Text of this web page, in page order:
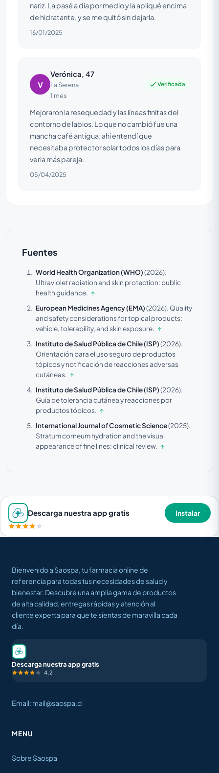
nariz. La pasé a día por medio y la apliqué encima
de hidratante, y se me quitó sin dejarla.
16/01/2025
V
Verónica, 47
La Serena
1 mes
Verificada
Mejoraron la resequedad y las líneas finitas del
contorno de labios. Lo que no cambió fue una
mancha café antigua; ahí entendí que
necesitaba protector solar todos los días para
verla más pareja.
05/04/2025
Fuentes
World Health Organization (WHO)(2026).
Ultraviolet radiation and skin protection: public
health guidance. ↑
European Medicines Agency (EMA)(2026). Quality
and safety considerations for topical products:
vehicle, tolerability, and skin exposure. ↑
Instituto de Salud Pública de Chile (ISP)(2026).
Orientación para el uso seguro de productos
tópicos y notificación de reacciones adversas
cutáneas. ↑
Instituto de Salud Pública de Chile (ISP)(2026).
Guía de tolerancia cutánea y reacciones por
productos tópicos. ↑
International Journal of Cosmetic Science(2025).
Stratum corneum hydration and the visual
appearance of fine lines: clinical review. ↑
Descarga nuestra app gratis Instalar
Bienvenido a Saospa, tu farmacia online de
referencia para todas tus necesidades de salud y
bienestar. Descubre una amplia gama de productos
de alta calidad, entregas rápidas y atención al
cliente experta para que te sientas de maravilla cada
día.
Descarga nuestra app gratis
4.2
Email: mail@saospa.cl
MENU
Sobre Saospa